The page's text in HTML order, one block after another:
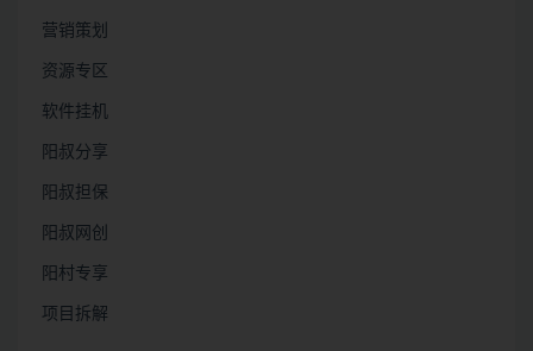
营销策划
资源专区
软件挂机
阳叔分享
阳叔担保
阳叔网创
阳村专享
项目拆解